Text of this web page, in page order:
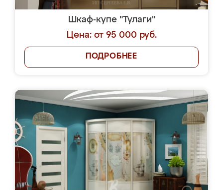
Шкаф-купе "Тулаги"
Цена: от 95 000 руб.
ПОДРОБНЕЕ